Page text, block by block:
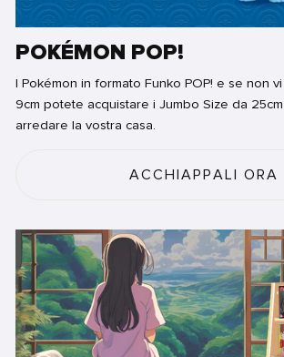
POKÉMON POP!
I Pokémon in formato Funko POP! e se non
9cm potete acquistare i Jumbo Size da
arredare la vostra casa.
ACCHIAPPALI ORA